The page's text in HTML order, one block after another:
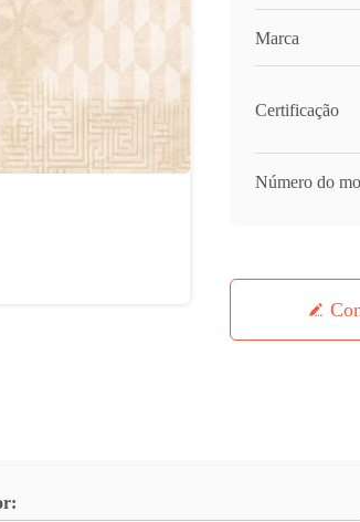
Marca
Certificação
Número do